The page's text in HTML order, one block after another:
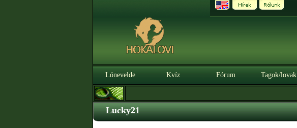
Lónevelde Kvíz Fórum Tagok/lovak
Lucky21